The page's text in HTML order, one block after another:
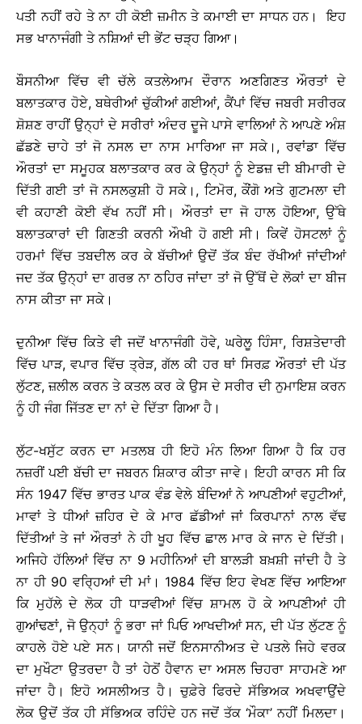
ਪਤੀ ਨਹੀਂ ਰਹੇ ਤੇ ਨਾ ਹੀ ਕੋਈ ਜ਼ਮੀਨ ਤੇ ਕਮਾਈ ਦਾ ਸਾਧਨ ਹਨ। ਇਹ
ਸਭ ਖਾਨਾਜੰਗੀ ਤੇ ਨਸ਼ਿਆਂ ਦੀ ਭੇਂਟ ਚੜ੍ਹ ਗਿਆ।
ਬੌਸਨੀਆ ਵਿੱਚ ਵੀ ਚੱਲੇ ਕਤਲੇਆਮ ਦੌਰਾਨ ਅਣਗਿਣਤ ਔਰਤਾਂ ਦੇ
ਬਲਾਤਕਾਰ ਹੋਏ, ਬਥੇਰੀਆਂ ਚੁੱਕੀਆਂ ਗਈਆਂ, ਕੈਂਪਾਂ ਵਿੱਚ ਜਬਰੀ ਸਰੀਰਕ
ਸ਼ੋਸ਼ਣ ਰਾਹੀਂ ਉਨ੍ਹਾਂ ਦੇ ਸਰੀਰਾਂ ਅੰਦਰ ਦੂਜੇ ਪਾਸੇ ਵਾਲਿਆਂ ਨੇ ਆਪਣੇ ਅੰਸ਼
ਛੱਡਣੇ ਚਾਹੇ ਤਾਂ ਜੋ ਨਸਲ ਦਾ ਨਾਸ ਮਾਰਿਆ ਜਾ ਸਕੇ।, ਰਵਾਂਡਾ ਵਿੱਚ
ਔਰਤਾਂ ਦਾ ਸਮੂਹਕ ਬਲਾਤਕਾਰ ਕਰ ਕੇ ਉਨ੍ਹਾਂ ਨੂੰ ਏਡਜ਼ ਦੀ ਬੀਮਾਰੀ ਦੇ
ਦਿੱਤੀ ਗਈ ਤਾਂ ਜੋ ਨਸਲਕੁਸ਼ੀ ਹੋ ਸਕੇ।, ਟਿਮੋਰ, ਕੌਂਗੋ ਅਤੇ ਗੁਟਮਲਾ ਦੀ
ਵੀ ਕਹਾਣੀ ਕੋਈ ਵੱਖ ਨਹੀਂ ਸੀ। ਔਰਤਾਂ ਦਾ ਜੋ ਹਾਲ ਹੋਇਆ, ਉੱਥੇ
ਬਲਾਤਕਾਰਾਂ ਦੀ ਗਿਣਤੀ ਕਰਨੀ ਔਖੀ ਹੋ ਗਈ ਸੀ। ਕਿਵੇਂ ਹੋਸਟਲਾਂ ਨੂੰ
ਹਰਮਾਂ ਵਿੱਚ ਤਬਦੀਲ ਕਰ ਕੇ ਬੱਚੀਆਂ ਉਦੋਂ ਤੱਕ ਬੰਦ ਰੱਖੀਆਂ ਜਾਂਦੀਆਂ
ਜਦ ਤੱਕ ਉਨ੍ਹਾਂ ਦਾ ਗਰਭ ਨਾ ਠਹਿਰ ਜਾਂਦਾ ਤਾਂ ਜੋ ਉੱਥੋਂ ਦੇ ਲੋਕਾਂ ਦਾ ਬੀਜ
ਨਾਸ ਕੀਤਾ ਜਾ ਸਕੇ।
ਦੁਨੀਆ ਵਿੱਚ ਕਿਤੇ ਵੀ ਜਦੋਂ ਖਾਨਾਜੰਗੀ ਹੋਵੇ, ਘਰੇਲੂ ਹਿੰਸਾ, ਰਿਸ਼ਤੇਦਾਰੀ
ਵਿੱਚ ਪਾੜ, ਵਪਾਰ ਵਿੱਚ ਤ੍ਰੇੜ, ਗੱਲ ਕੀ ਹਰ ਥਾਂ ਸਿਰਫ਼ ਔਰਤਾਂ ਦੀ ਪੱਤ
ਲੁੱਟਣ, ਜ਼ਲੀਲ ਕਰਨ ਤੇ ਕਤਲ ਕਰ ਕੇ ਉਸ ਦੇ ਸਰੀਰ ਦੀ ਨੁਮਾਇਸ਼ ਕਰਨ
ਨੂੰ ਹੀ ਜੰਗ ਜਿੱਤਣ ਦਾ ਨਾਂ ਦੇ ਦਿੱਤਾ ਗਿਆ ਹੈ।
ਲੁੱਟ-ਖਸੁੱਟ ਕਰਨ ਦਾ ਮਤਲਬ ਹੀ ਇਹੋ ਮੰਨ ਲਿਆ ਗਿਆ ਹੈ ਕਿ ਹਰ
ਨਜ਼ਰੀਂ ਪਈ ਬੱਚੀ ਦਾ ਜਬਰਨ ਸ਼ਿਕਾਰ ਕੀਤਾ ਜਾਵੇ। ਇਹੀ ਕਾਰਨ ਸੀ ਕਿ
ਸੰਨ 1947 ਵਿੱਚ ਭਾਰਤ ਪਾਕ ਵੰਡ ਵੇਲੇ ਬੰਦਿਆਂ ਨੇ ਆਪਣੀਆਂ ਵਹੁਟੀਆਂ,
ਮਾਵਾਂ ਤੇ ਧੀਆਂ ਜ਼ਹਿਰ ਦੇ ਕੇ ਮਾਰ ਛੱਡੀਆਂ ਜਾਂ ਕਿਰਪਾਨਾਂ ਨਾਲ ਵੱਢ
ਦਿੱਤੀਆਂ ਤੇ ਜਾਂ ਔਰਤਾਂ ਨੇ ਹੀ ਖੂਹ ਵਿੱਚ ਛਾਲ ਮਾਰ ਕੇ ਜਾਨ ਦੇ ਦਿੱਤੀ।
ਅਜਿਹੇ ਹੱਲਿਆਂ ਵਿੱਚ ਨਾ 9 ਮਹੀਨਿਆਂ ਦੀ ਬਾਲੜੀ ਬਖ਼ਸ਼ੀ ਜਾਂਦੀ ਹੈ ਤੇ
ਨਾ ਹੀ 90 ਵਰ੍ਹਿਆਂ ਦੀ ਮਾਂ। 1984 ਵਿੱਚ ਇਹ ਵੇਖਣ ਵਿੱਚ ਆਇਆ
ਕਿ ਮੁਹੱਲੇ ਦੇ ਲੋਕ ਹੀ ਧਾੜਵੀਆਂ ਵਿੱਚ ਸ਼ਾਮਲ ਹੋ ਕੇ ਆਪਣੀਆਂ ਹੀ
ਗੁਆਂਢਣਾਂ, ਜੋ ਉਨ੍ਹਾਂ ਨੂੰ ਭਰਾ ਜਾਂ ਪਿਓ ਆਖਦੀਆਂ ਸਨ, ਦੀ ਪੱਤ ਲੁੱਟਣ ਨੂੰ
ਕਾਹਲੇ ਹੋਏ ਪਏ ਸਨ। ਯਾਨੀ ਜਦੋਂ ਇਨਸਾਨੀਅਤ ਦੇ ਪਤਲੇ ਜਿਹੇ ਵਰਕ
ਦਾ ਮੁਖੌਟਾ ਉਤਰਦਾ ਹੈ ਤਾਂ ਹੇਠੋਂ ਹੈਵਾਨ ਦਾ ਅਸਲ ਚਿਹਰਾ ਸਾਹਮਣੇ ਆ
ਜਾਂਦਾ ਹੈ। ਇਹੋ ਅਸਲੀਅਤ ਹੈ। ਚੁਫ਼ੇਰੇ ਫਿਰਦੇ ਸੱਭਿਅਕ ਅਖਵਾਉਂਦੇ
ਲੋਕ ਉਦੋਂ ਤੱਕ ਹੀ ਸੱਭਿਅਕ ਰਹਿੰਦੇ ਹਨ ਜਦੋਂ ਤੱਕ ‘ਮੌਕਾ’ ਨਹੀਂ ਮਿਲਦਾ।